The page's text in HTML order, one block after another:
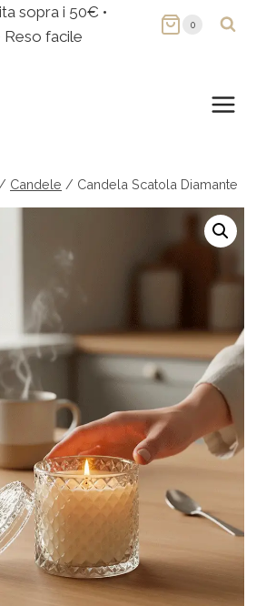
sopra i 50€ •
Reso facile
0
/ Candele / Candela Scatola Diamante